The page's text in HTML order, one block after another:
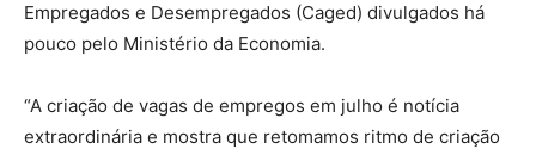
Empregados e Desempregados (Caged) divulgados há
pouco pelo Ministério da Economia.
“A criação de vagas de empregos em julho é notícia
extraordinária e mostra que retomamos ritmo de criação